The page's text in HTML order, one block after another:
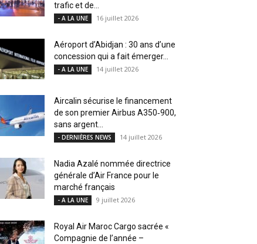
trafic et de...
- A LA UNE 16 juillet 2026
Aéroport d’Abidjan : 30 ans d’une
concession qui a fait émerger...
- A LA UNE 14 juillet 2026
Aircalin sécurise le financement
de son premier Airbus A350‑900,
sans argent...
- DERNIÈRES NEWS 14 juillet 2026
Nadia Azalé nommée directrice
générale d’Air France pour le
marché français
- A LA UNE 9 juillet 2026
Royal Air Maroc Cargo sacrée «
Compagnie de l’année –